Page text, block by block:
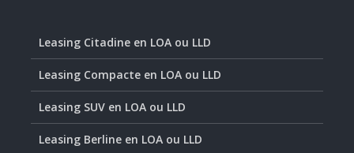
Leasing Citadine en LOA ou LLD
Leasing Compacte en LOA ou LLD
Leasing SUV en LOA ou LLD
Leasing Berline en LOA ou LLD